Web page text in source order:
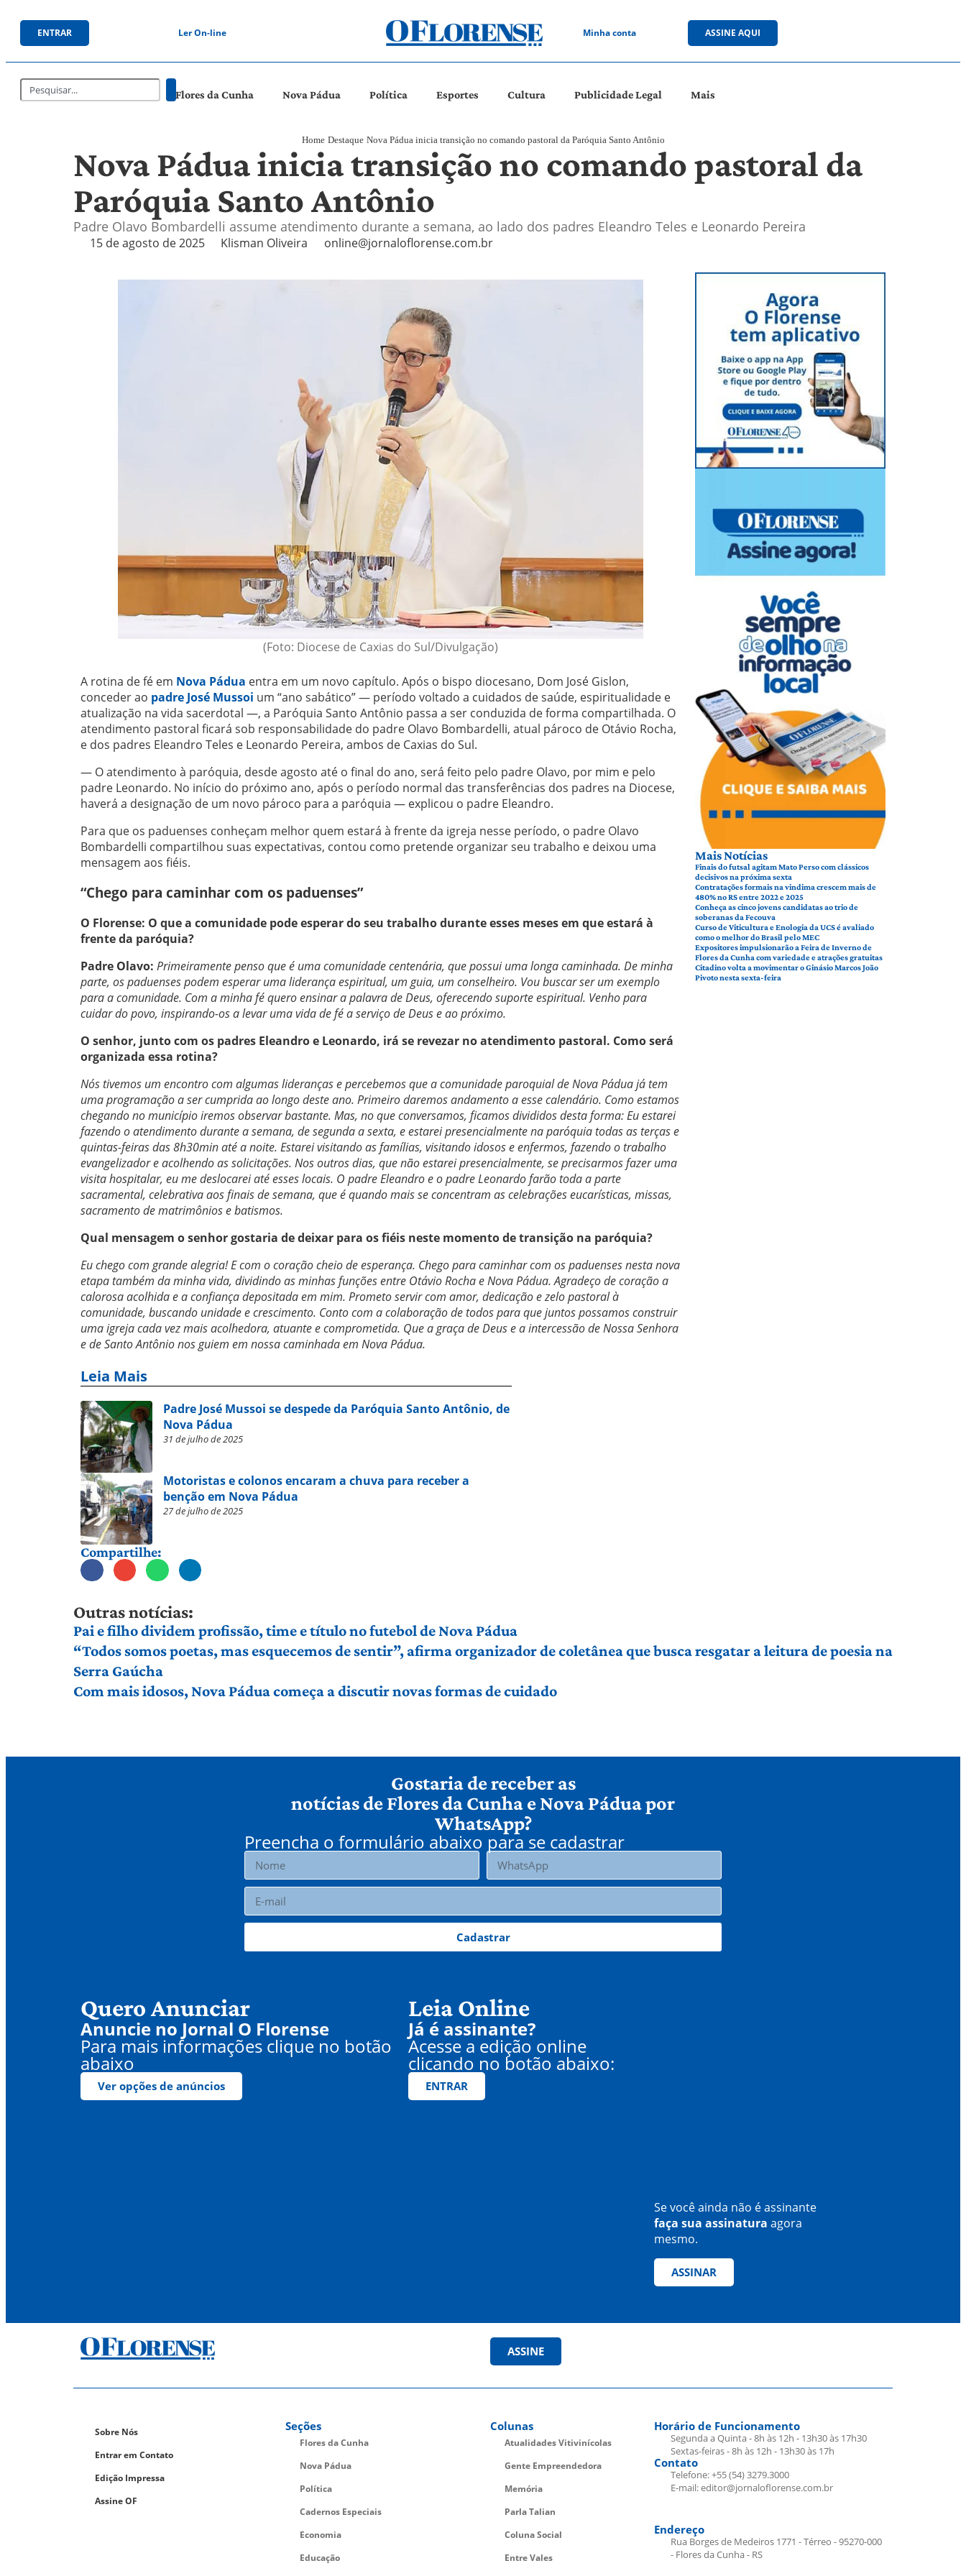
ENTRAR Ler On-line Minha conta ASSINE AQUI
Flores da Cunha Nova Pádua Política Esportes Cultura Publicidade Legal Mais
Home Destaque Nova Pádua inicia transição no comando pastoral da Paróquia Santo Antônio
Nova Pádua inicia transição no comando pastoral da
Paróquia Santo Antônio
Padre Olavo Bombardelli assume atendimento durante a semana, ao lado dos padres Eleandro Teles e Leonardo Pereira
15 de agosto de 2025 Klisman Oliveira online@jornaloflorense.com.br
(Foto: Diocese de Caxias do Sul/Divulgação)
A rotina de fé em Nova Pádua entra em um novo capítulo. Após o bispo diocesano, Dom José Gislon,
conceder ao padre José Mussoi um “ano sabático” — período voltado a cuidados de saúde, espiritualidade e
atualização na vida sacerdotal —, a Paróquia Santo Antônio passa a ser conduzida de forma compartilhada. O
atendimento pastoral ficará sob responsabilidade do padre Olavo Bombardelli, atual pároco de Otávio Rocha,
e dos padres Eleandro Teles e Leonardo Pereira, ambos de Caxias do Sul.
— O atendimento à paróquia, desde agosto até o final do ano, será feito pelo padre Olavo, por mim e pelo
padre Leonardo. No início do próximo ano, após o período normal das transferências dos padres na Diocese,
haverá a designação de um novo pároco para a paróquia — explicou o padre Eleandro.
Para que os paduenses conheçam melhor quem estará à frente da igreja nesse período, o padre Olavo
Bombardelli compartilhou suas expectativas, contou como pretende organizar seu trabalho e deixou uma
mensagem aos fiéis.
“Chego para caminhar com os paduenses”
O Florense: O que a comunidade pode esperar do seu trabalho durante esses meses em que estará à
frente da paróquia?
Padre Olavo: Primeiramente penso que é uma comunidade centenária, que possui uma longa caminhada. De minha
parte, os paduenses podem esperar uma liderança espiritual, um guia, um conselheiro. Vou buscar ser um exemplo
para a comunidade. Com a minha fé quero ensinar a palavra de Deus, oferecendo suporte espiritual. Venho para
cuidar do povo, inspirando-os a levar uma vida de fé a serviço de Deus e ao próximo.
O senhor, junto com os padres Eleandro e Leonardo, irá se revezar no atendimento pastoral. Como será
organizada essa rotina?
Nós tivemos um encontro com algumas lideranças e percebemos que a comunidade paroquial de Nova Pádua já tem
uma programação a ser cumprida ao longo deste ano. Primeiro daremos andamento a esse calendário. Como estamos
chegando no município iremos observar bastante. Mas, no que conversamos, ficamos divididos desta forma: Eu estarei
fazendo o atendimento durante a semana, de segunda a sexta, e estarei presencialmente na paróquia todas as terças e
quintas-feiras das 8h30min até a noite. Estarei visitando as famílias, visitando idosos e enfermos, fazendo o trabalho
evangelizador e acolhendo as solicitações. Nos outros dias, que não estarei presencialmente, se precisarmos fazer uma
visita hospitalar, eu me deslocarei até esses locais. O padre Eleandro e o padre Leonardo farão toda a parte
sacramental, celebrativa aos finais de semana, que é quando mais se concentram as celebrações eucarísticas, missas,
sacramento de matrimônios e batismos.
Qual mensagem o senhor gostaria de deixar para os fiéis neste momento de transição na paróquia?
Eu chego com grande alegria! E com o coração cheio de esperança. Chego para caminhar com os paduenses nesta nova
etapa também da minha vida, dividindo as minhas funções entre Otávio Rocha e Nova Pádua. Agradeço de coração a
calorosa acolhida e a confiança depositada em mim. Prometo servir com amor, dedicação e zelo pastoral à
comunidade, buscando unidade e crescimento. Conto com a colaboração de todos para que juntos possamos construir
uma igreja cada vez mais acolhedora, atuante e comprometida. Que a graça de Deus e a intercessão de Nossa Senhora
e de Santo Antônio nos guiem em nossa caminhada em Nova Pádua.
Leia Mais
Padre José Mussoi se despede da Paróquia Santo Antônio, de
Nova Pádua
31 de julho de 2025
Motoristas e colonos encaram a chuva para receber a
benção em Nova Pádua
27 de julho de 2025
Compartilhe:
Mais Notícias
Finais do futsal agitam Mato Perso com clássicos
decisivos na próxima sexta
Contratações formais na vindima crescem mais de
480% no RS entre 2022 e 2025
Conheça as cinco jovens candidatas ao trio de
soberanas da Fecouva
Curso de Viticultura e Enologia da UCS é avaliado
como o melhor do Brasil pelo MEC
Expositores impulsionarão a Feira de Inverno de
Flores da Cunha com variedade e atrações gratuitas
Citadino volta a movimentar o Ginásio Marcos João
Pivoto nesta sexta-feira
Outras notícias:
Pai e filho dividem profissão, time e título no futebol de Nova Pádua
“Todos somos poetas, mas esquecemos de sentir”, afirma organizador de coletânea que busca resgatar a leitura de poesia na
Serra Gaúcha
Com mais idosos, Nova Pádua começa a discutir novas formas de cuidado
Gostaria de receber as
notícias de Flores da Cunha e Nova Pádua por
WhatsApp?
Preencha o formulário abaixo para se cadastrar
Cadastrar
Quero Anunciar
Anuncie no Jornal O Florense
Para mais informações clique no botão
abaixo
Ver opções de anúncios
Leia Online
Já é assinante?
Acesse a edição online
clicando no botão abaixo:
ENTRAR
Se você ainda não é assinante
faça sua assinatura agora
mesmo.
ASSINAR
ASSINE
Sobre Nós
Entrar em Contato
Edição Impressa
Assine OF
Seções
Flores da Cunha
Nova Pádua
Política
Cadernos Especiais
Economia
Educação
Colunas
Atualidades Vitivinícolas
Gente Empreendedora
Memória
Parla Talian
Coluna Social
Entre Vales
Horário de Funcionamento
Segunda a Quinta - 8h às 12h - 13h30 às 17h30
Sextas-feiras - 8h às 12h - 13h30 às 17h
Contato
Telefone: +55 (54) 3279.3000
E-mail: editor@jornaloflorense.com.br
Endereço
Rua Borges de Medeiros 1771 - Térreo - 95270-000
- Flores da Cunha - RS